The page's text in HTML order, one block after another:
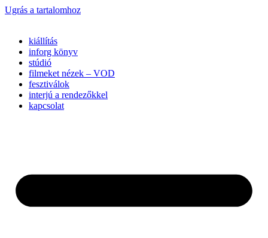
Ugrás a tartalomhoz
kiállítás
inforg könyv
stúdió
filmeket nézek – VOD
fesztiválok
interjú a rendezőkkel
kapcsolat